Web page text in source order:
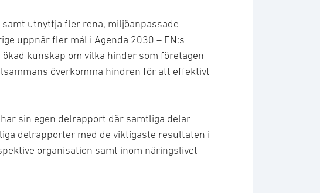
utnyttja fler rena, miljöanpassade
uppnår fler mål i Agenda 2030 – FN:s
kunskap om vilka hinder som företagen
överkomma hindren för att effektivt
sin egen delrapport där samtliga delar
delrapporter med de viktigaste resultaten i
organisation samt inom näringslivet